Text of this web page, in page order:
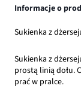
Informacje o
Sukienka z
Sukienka z
prostą linią dołu.
prać w pralce.